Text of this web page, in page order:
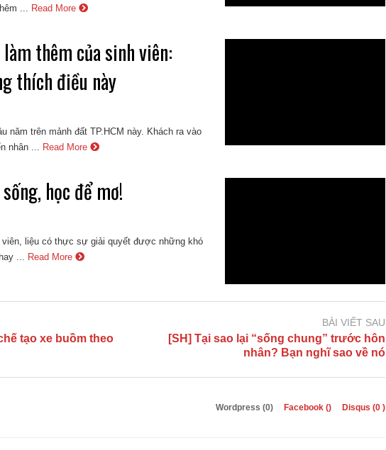
... Read More
thêm của sinh viên:
thích điều này
năm trên mảnh đất TP.HCM này. Khách ra vào
nhân ... Read More
học để mơ!
liệu có thực sự giải quyết được những khó
... Read More
tạo xe buồm theo
BÀI VIẾT SAU
[SH] Tại sao lại “sống chung” trước hôn
nhân? Bạn nghĩ sao về nó
Wordpress (0) Facebook () Disqus (0 )